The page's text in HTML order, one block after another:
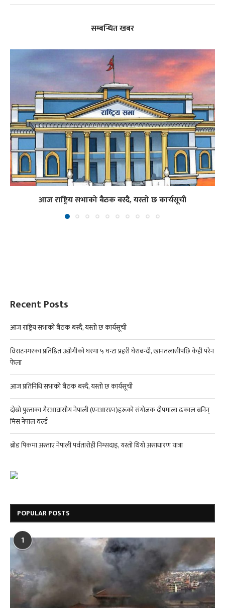
सम्बन्धित खबर
आज राष्ट्रिय सभाको बैठक बस्दै, यस्तो छ कार्यसूची
Recent Posts
आज राष्ट्रिय सभाको बैठक बस्दै, यस्तो छ कार्यसूची
विराटनगरका प्रतिष्ठित उद्योगीको घरमा ५ घन्टा प्रहरी घेराबन्दी, खानतलासीपछि केही परेन
फेला
आज प्रतिनिधि सभाको बैठक बस्दै, यस्तो छ कार्यसूची
दोस्रो पुस्ताका गैरआवासीय नेपाली (एनआरएन)हरूको संयोजक दीपमाला ढकाल बनिन्
मिस नेपाल वर्ल्ड
ब्रोड पिकमा अस्ताए नेपाली पर्वतारोही निम्सदाइ, यस्तो थियो असाधारण यात्रा
POPULAR POSTS
1